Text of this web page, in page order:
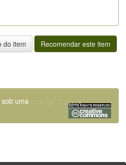
do item
Recomendar este item
sob uma
Licença Creative